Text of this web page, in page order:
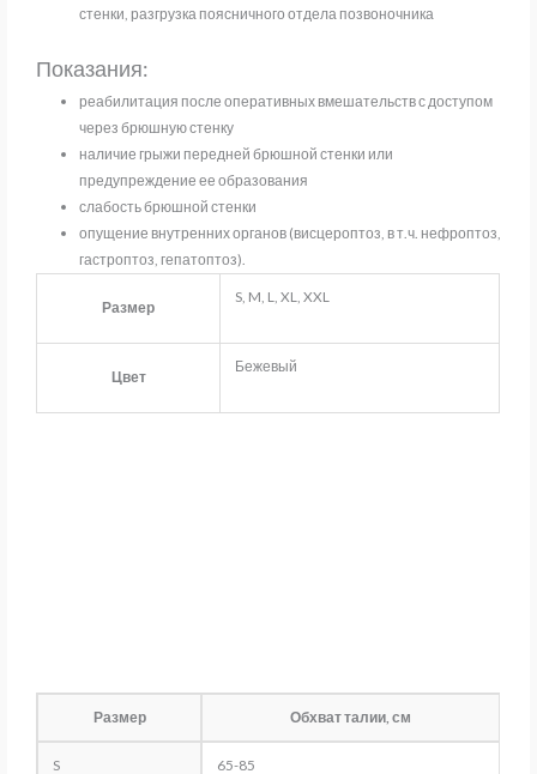
стенки, разгрузка поясничного отдела позвоночника
Показания:
реабилитация после оперативных вмешательств с доступом
через брюшную стенку
наличие грыжи передней брюшной стенки или
предупреждение ее образования
слабость брюшной стенки
опущение внутренних органов (висцероптоз, в т.ч. нефроптоз,
гастроптоз, гепатоптоз).
Размер
S, M, L, XL, XXL
Цвет
Бежевый
Размер Обхват талии, см
S 65-85